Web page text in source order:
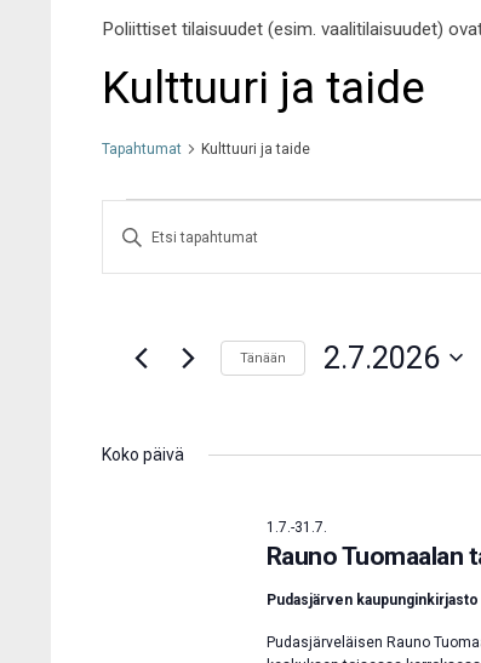
Poliittiset tilaisuudet (esim. vaalitilaisuudet)
Kulttuuri ja taide
Tapahtumat Kulttuuri ja taide
Etsi
aja
navigointi
Syötä
hakusana.
Tapahtumat
Tänään 2.7.2026
Koko päivä
Rauno Tuomaalan
1.7.-31.7.
Pudasjärven kaupunginkirjasto
Pudasjärveläisen Rauno